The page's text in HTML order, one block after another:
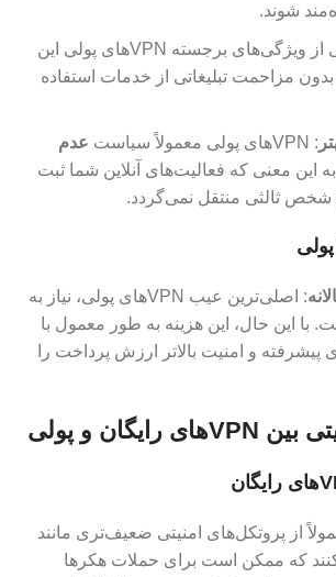
شوند.
: یکی از ویژگی‌های برجسته VPN‌های پولی این
مزاحمت تبلیغاتی از خدمات استفاده
: VPN‌های پولی معمولاً سیاست
عدم
به این معنی که فعالیت‌های آنلاین شما ثبت
شخص ثالثی منتقل نمی‌گردد.
: اصلی‌ترین عیب VPN‌های پولی، نیاز به
با این حال، این هزینه به طور معمول با
پیشرفته و امنیت بالاتر ارزش پرداخت را
که ممکن است برای حملات هکرها